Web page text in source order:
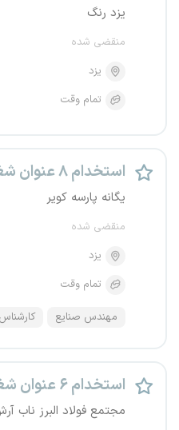
یزد رنگ
منقضی شده
یزد
تمام وقت
استخدام ۸ عنوان شغلی
یگانه پارسه کویر
منقضی شده
یزد
تمام وقت
مهندس صنایع
استخدام ۶ عنوان شغلی
مجتمع فولاد البرز ناب